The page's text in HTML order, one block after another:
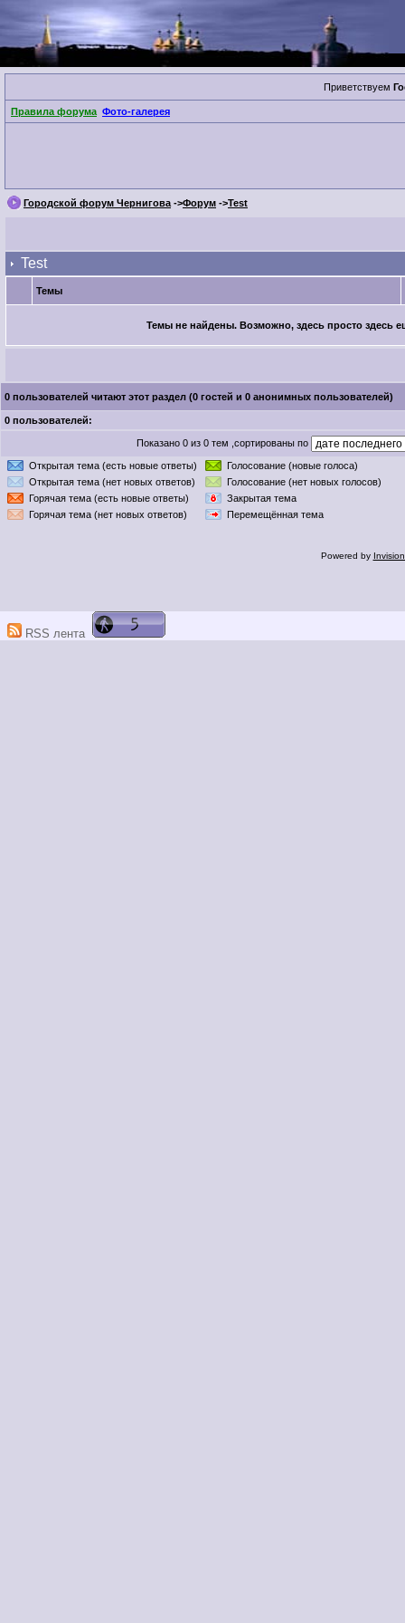
Приветствуем
Правила форума Фото-галерея
Городской форум Чернигова ->Форум ->Test
Test
Темы
Темы не найдены. Возможно, здесь просто здесь
0 пользователей читают этот раздел (0 гостей и 0 анонимных пользователей)
0 пользователей:
Показано 0 из 0 тем ,сортированы по
Открытая тема (есть новые ответы)
Голосование (новые голоса)
Открытая тема (нет новых ответов)
Голосование (нет новых голосов)
Горячая тема (есть новые ответы)
Закрытая тема
Горячая тема (нет новых ответов)
Перемещённая тема
Powered by
RSS лента